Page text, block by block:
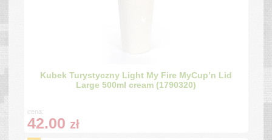
Kubek Turystyczny Light My Fire MyCup’n Lid
Large 500ml cream (1790320)
cena:
42.00 zł